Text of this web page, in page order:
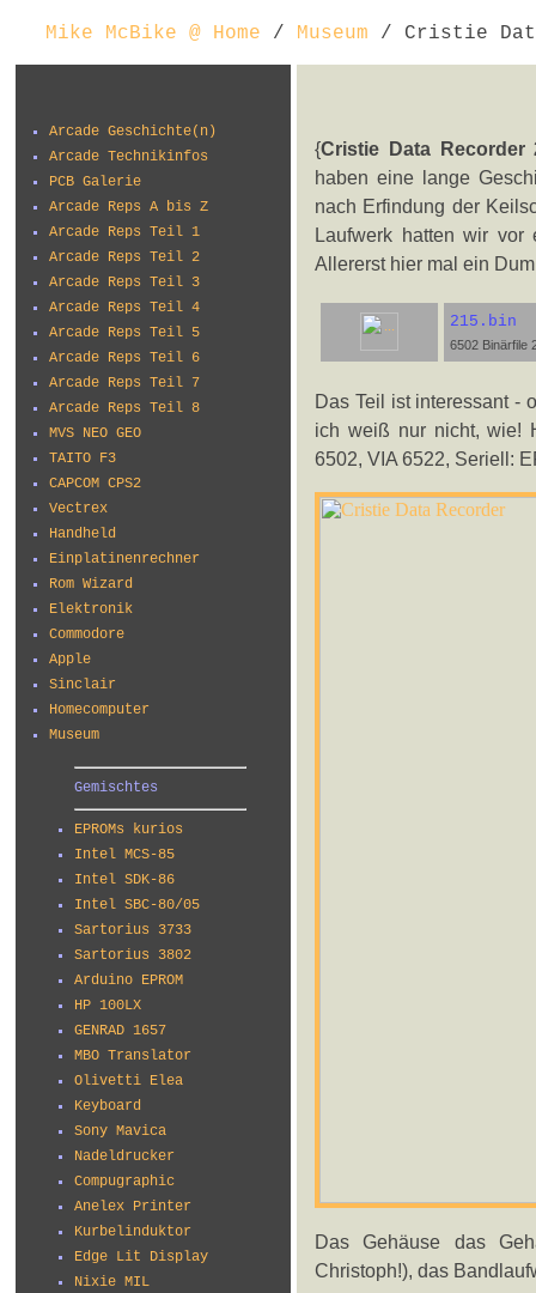
Mike McBike @ Home / Museum / Cristie
Arcade Geschichte(n)
Arcade Technikinfos
PCB Galerie
Arcade Reps A bis Z
Arcade Reps Teil 1
Arcade Reps Teil 2
Arcade Reps Teil 3
Arcade Reps Teil 4
Arcade Reps Teil 5
Arcade Reps Teil 6
Arcade Reps Teil 7
Arcade Reps Teil 8
MVS NEO GEO
TAITO F3
CAPCOM CPS2
Vectrex
Handheld
Einplatinenrechner
Rom Wizard
Elektronik
Commodore
Apple
Sinclair
Homecomputer
Museum
Gemischtes
EPROMs kurios
Intel MCS-85
Intel SDK-86
Intel SBC-80/05
Sartorius 3733
Sartorius 3802
Arduino EPROM
HP 100LX
GENRAD 1657
MBO Translator
Olivetti Elea
Keyboard
Sony Mavica
Nadeldrucker
Compugraphic
Anelex Printer
Kurbelinduktor
Edge Lit Display
Nixie MIL
{Cristie Data Recorder
haben eine lange
nach Erfindung der
Laufwerk hatten wir
Allererst hier mal ein
215.bin
6502 Binärfile
Das Teil ist interessant -
ich weiß nur nicht, wie!
6502, VIA 6522, Seriell:
Das Gehäuse das
Christoph!), das